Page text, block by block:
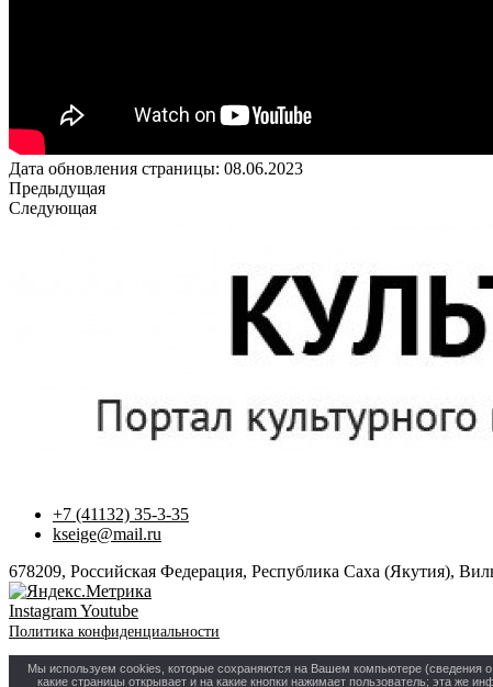
Дата обновления страницы: 08.06.2023
Предыдущая
Следующая
+7 (41132) 35-3-35
kseige@mail.ru
678209, Российская Федерация, Республика Саха (Якутия),
InstagramYoutube
Политика конфиденциальности
Мы используем cookies, которые сохраняются на Вашем компьютере (сведения о
какие страницы открывает и на какие кнопки нажимает пользователь; эта же